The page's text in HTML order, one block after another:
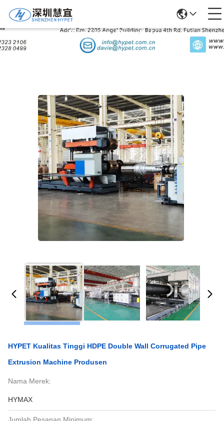
Rincian Produk
HYPET Kualitas Tinggi HDPE Double Wall Corrugated Pipe
Extrusion Machine Produsen
Nama Merek:
HYMAX